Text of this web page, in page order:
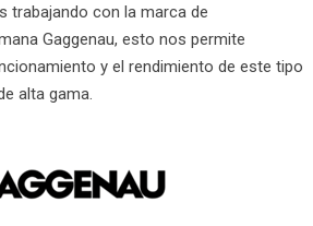
trabajando con la marca de
Gaggenau, esto nos permite
y el rendimiento de este tipo
alta gama.